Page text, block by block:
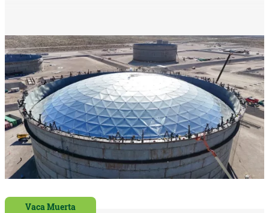
Vaca Muerta